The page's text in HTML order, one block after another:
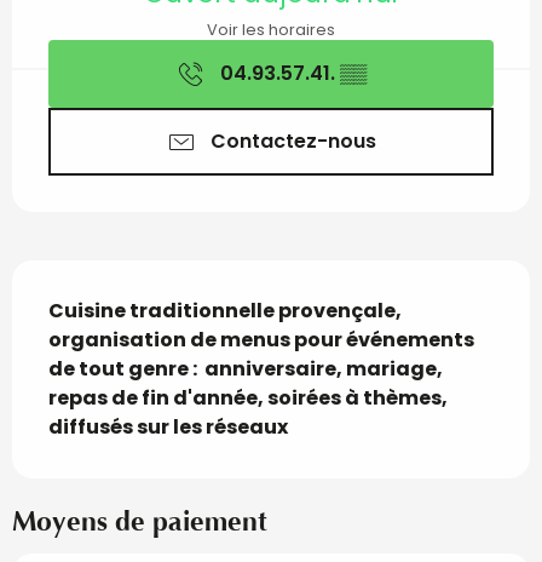
Voir les horaires
04.93.57.41.▒▒
Contactez-nous
Description
Cuisine traditionnelle provençale,
organisation de menus pour événements
de tout genre :  anniversaire, mariage,
repas de fin d'année, soirées à thèmes,
diffusés sur les réseaux
Moyens de paiement